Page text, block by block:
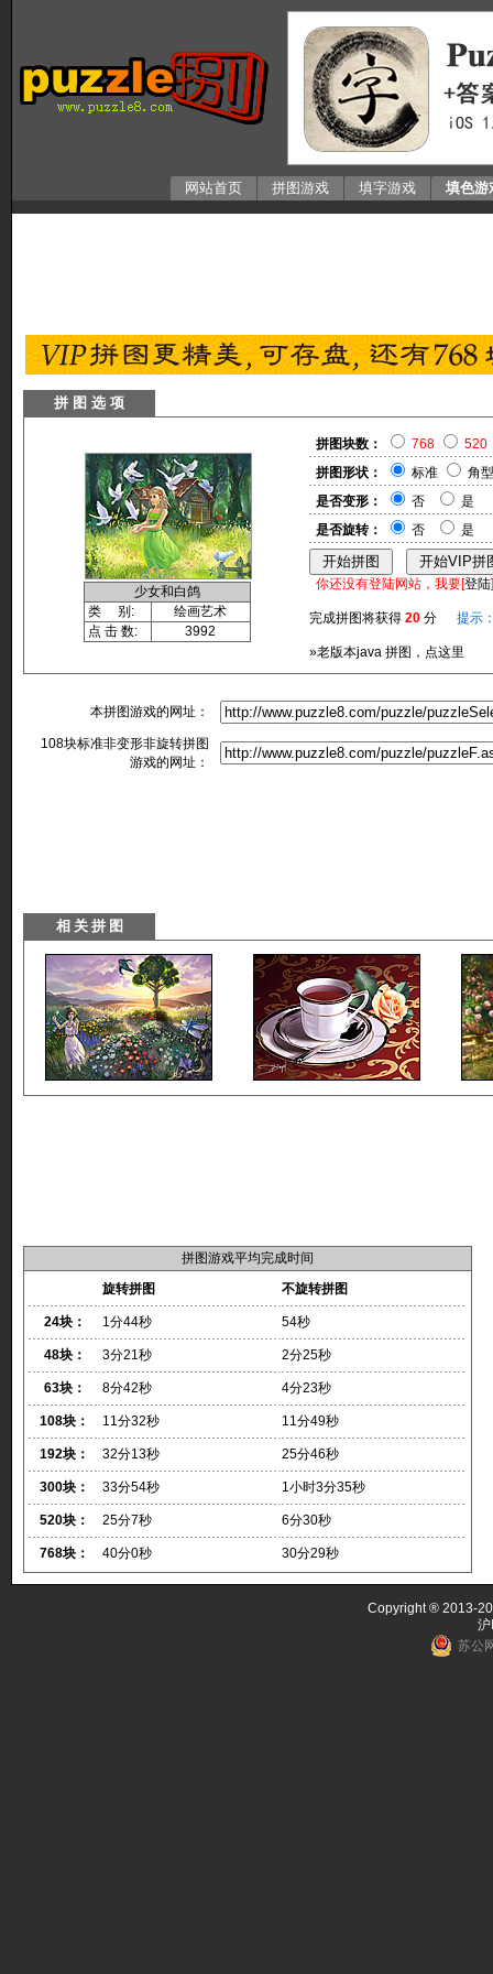
网站首页 拼图游戏 填字游戏 填色游
拼 图 选 项
少女和白鸽
类 别:
绘画艺术
点 击 数:
3992
拼图块数： 768
520
拼图形状：
标准
角型
是否变形：
否
是
是否旋转：
否 是
你还没有登陆网站，我要[登陆
完成拼图将获得 20 分 提示
»老版本java 拼图，点这里
本拼图游戏的网址：
108块标准非变形非旋转拼图
游戏的网址：
拼图游戏平均完成时间
旋转拼图
不旋转拼图
24块： 1分44秒 54秒
48块： 3分21秒 2分25秒
63块： 8分42秒 4分23秒
108块： 11分32秒 11分49秒
192块： 32分13秒 25分46秒
300块： 33分54秒 1小时3分35秒
520块： 25分7秒 6分30秒
768块： 40分0秒 30分29秒
Copyright ® 2013-
苏公